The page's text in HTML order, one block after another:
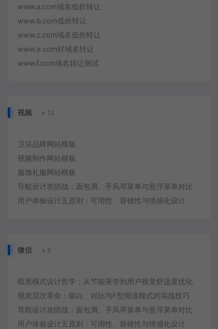
www.a.com域名低价转让
www.b.com低价转让
www.c.com域名低价转让
www.e.com好域名转让
www.f.com域名转让测试
视频 x 13
卫浴品牌网站模板
视频制作网站模板
服饰礼服网站模板
导航设计攻防战：面包屑、手风琴菜单与悬浮菜单对比
用户体验设计五原则：可用性、容错性与情感化设计
微信 x 9
暗黑模式设计哲学：从节能美学到用户视觉舒适度优化
视觉层次革命：留白、对比与F型阅读模式的实战技巧
导航设计攻防战：面包屑、手风琴菜单与悬浮菜单对比
用户体验设计五原则：可用性、容错性与情感化设计